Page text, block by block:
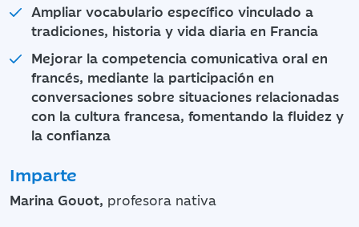
Ampliar vocabulario específico vinculado a
tradiciones, historia y vida diaria en Francia
Mejorar la competencia comunicativa oral en
francés, mediante la participación en
conversaciones sobre situaciones relacionadas
con la cultura francesa, fomentando la fluidez y
la confianza
Imparte
Marina Gouot, profesora nativa